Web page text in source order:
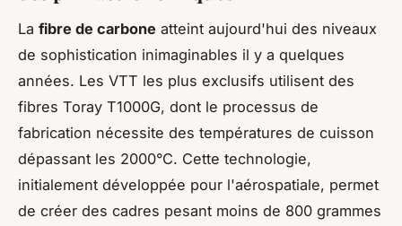
La fibre de carbone atteint aujourd'hui des niveaux
de sophistication inimaginables il y a quelques
années. Les VTT les plus exclusifs utilisent des
fibres Toray T1000G, dont le processus de
fabrication nécessite des températures de cuisson
dépassant les 2000°C. Cette technologie,
initialement développée pour l'aérospatiale, permet
de créer des cadres pesant moins de 800 grammes